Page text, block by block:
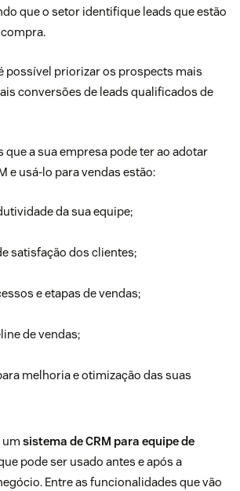
que o setor identifique leads que estão
possível priorizar os prospects mais
conversões de leads qualificados de
que a sua empresa pode ter ao adotar
e usá-lo para vendas estão:
da sua equipe;
satisfação dos clientes;
e etapas de vendas;
de vendas;
melhoria e otimização das suas
um sistema de CRM para equipe de
pode ser usado antes e após a
Entre as funcionalidades que vão